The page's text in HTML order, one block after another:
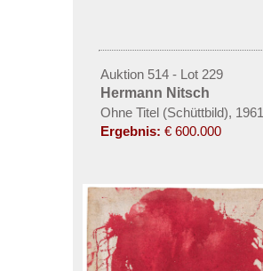
Auktion 514 - Lot 229
Hermann Nitsch
Ohne Titel (Schüttbild), 1961
Ergebnis: € 600.000